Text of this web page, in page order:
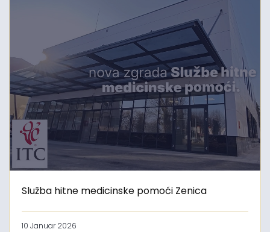
Služba hitne medicinske pomoći Zenica
10 Januar 2026